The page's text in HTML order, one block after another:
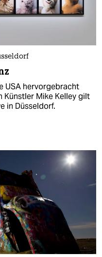
USA hervorgebracht
Künstler Mike Kelley gilt
in Düsseldorf.